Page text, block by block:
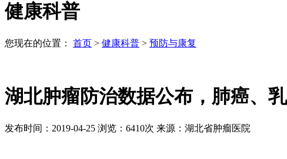
健康科普
您现在的位置： 首页 > 健康科普 > 预防与康复
湖北肿瘤防治数据公布，肺癌、
发布时间：2019-04-25 浏览：6410次 来源：湖北省肿瘤医院